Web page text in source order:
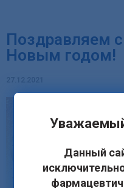
Поздравляем
Новым годом!
Данный